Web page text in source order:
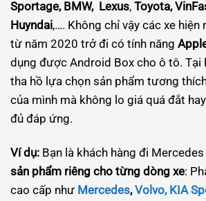
Sportage, BMW, Lexus, Toyota,
Huyndai,…. Không chỉ vậy các xe
từ năm 2020 trở đi có tính năng
dụng được Android Box cho ô tô. Tại
tha hồ lựa chọn sản phẩm tương
của mình mà không lo giá quá đắt
đủ đáp ứng.
Ví dụ: Bạn là khách hàng đi
sản phẩm riêng cho từng dòng xe:
cao cấp như Mercedes,Volvo, KIA